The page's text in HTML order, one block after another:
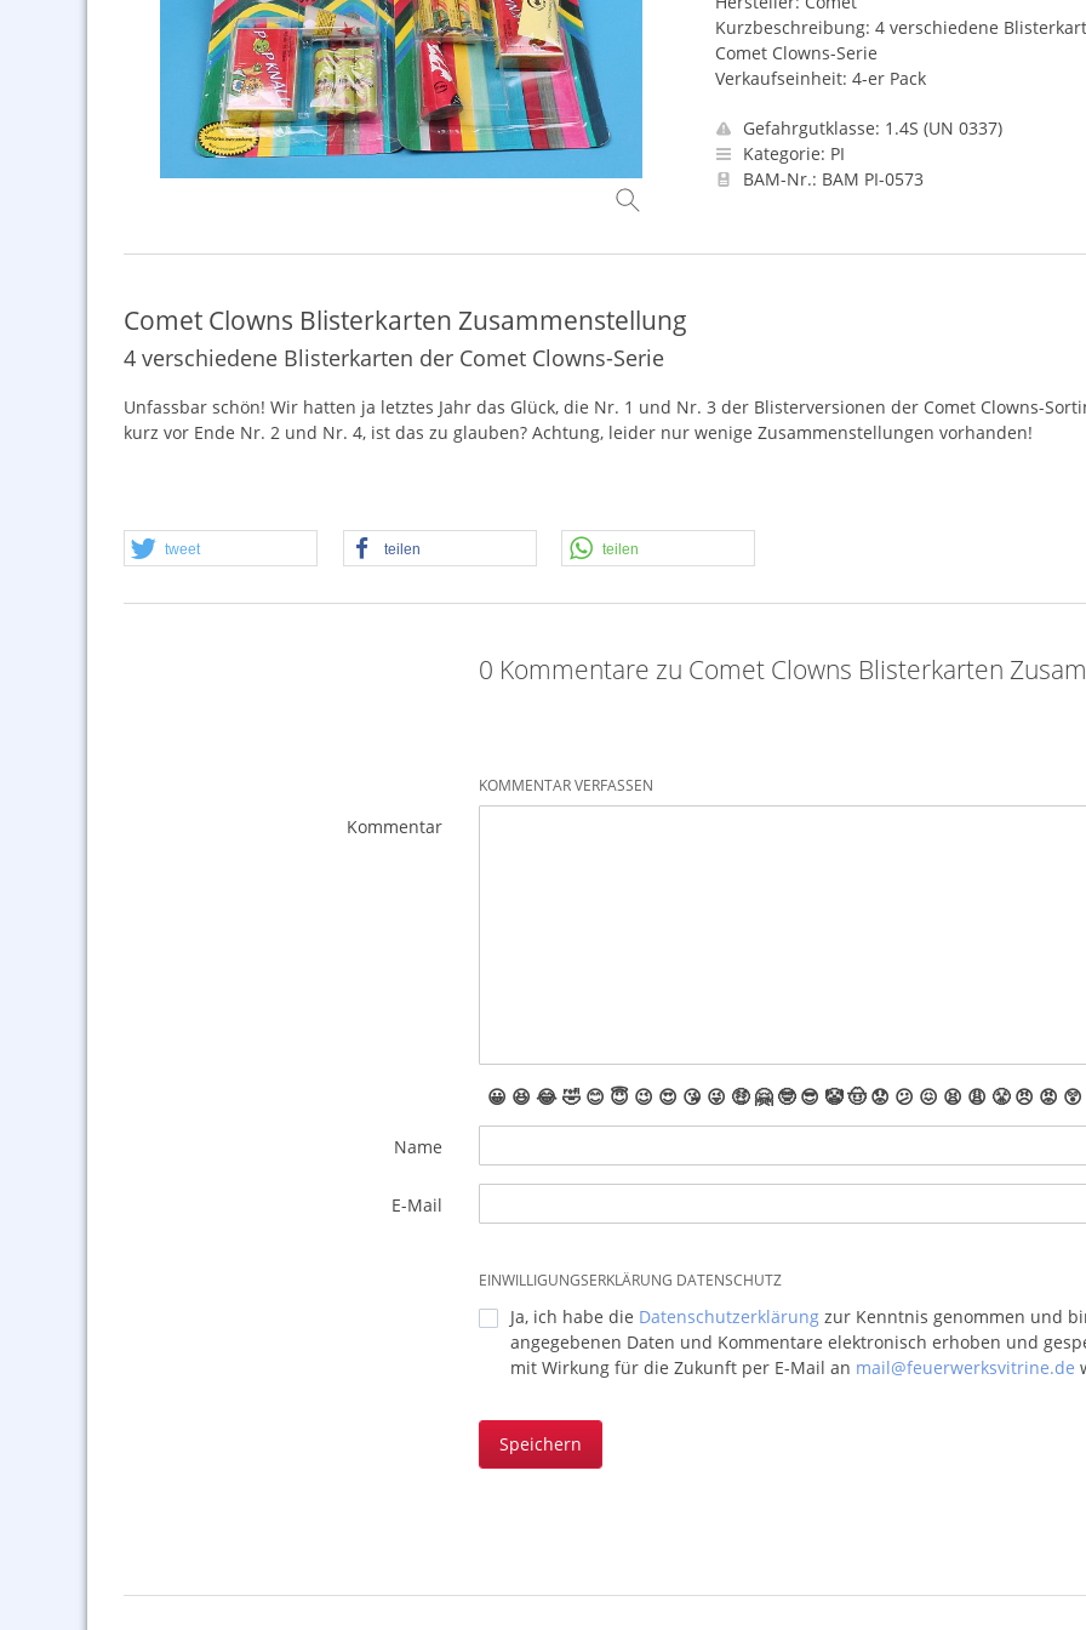
Kurzbeschreibung: 4 verschiedene
Comet Clowns-Serie
Verkaufseinheit: 4-er Pack
Gefahrgutklasse: 1.4S (UN 0337)
Kategorie: PI
BAM-Nr.: BAM PI-0573
Comet Clowns Blisterkarten Zusammenstellung
4 verschiedene Blisterkarten der Comet Clowns-Serie
Unfassbar schön! Wir hatten ja letztes Jahr das Glück, die Nr. 1 und Nr. 3 der Blisterversionen der Comet Clowns-
kurz vor Ende Nr. 2 und Nr. 4, ist das zu glauben? Achtung, leider nur wenige Zusammenstellungen vorhanden!
tweet teilen teilen
0 Kommentare zu Comet Clowns Blisterkarten
KOMMENTAR VERFASSEN
Kommentar
😀 😆 😂🤣 😊 😇 😉 😍 😘 😜 🤑 🤗 🤓 😎 🤡🤠 😟 😕 😖 😫 😩 😤 😠 😡 😲
Name
E-Mail
EINWILLIGUNGSERKLÄRUNG DATENSCHUTZ
Ja, ich habe die Datenschutzerklärungzur Kenntnis genommen und
angegebenen Daten und Kommentare elektronisch erhoben und
mit Wirkung für die Zukunft per E-Mail an mail@feuerwerksvitrine.de
Speichern